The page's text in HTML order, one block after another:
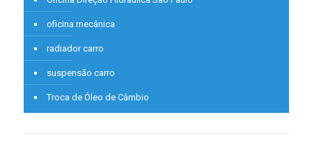
oficina mecânica
radiador carro
suspensão carro
Troca de Óleo de Câmbio